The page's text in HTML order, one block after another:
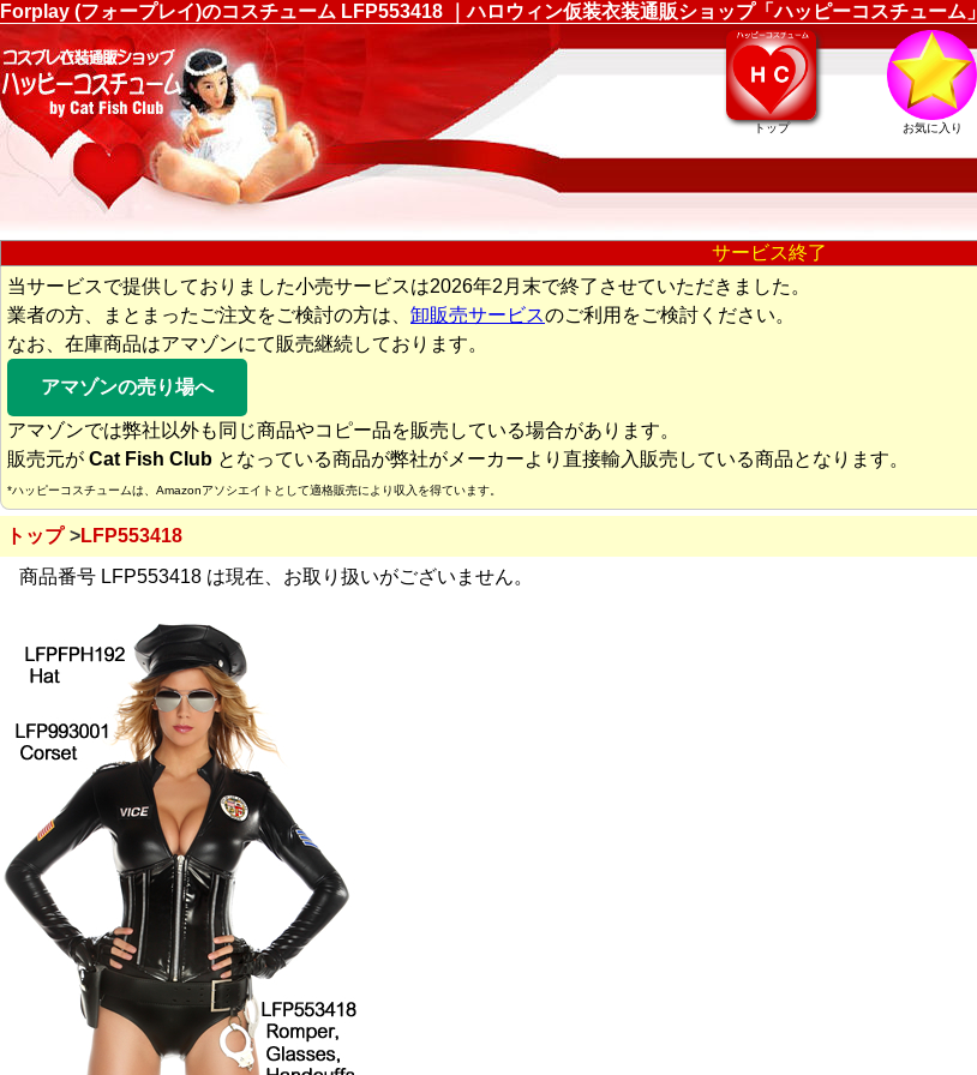
Forplay (フォープレイ)のコスチューム LFP553418 ｜ハロウィン仮装衣装通販ショップ「ハッピーコスチューム」
トップ お気に入り
サービス終了
当サービスで提供しておりました小売サービスは2026年2月末で終了させていただきました。
業者の方、まとまったご注文をご検討の方は、 卸販売サービスのご利用をご検討ください。
なお、在庫商品はアマゾンにて販売継続しております。
アマゾンの売り場へ
アマゾンでは弊社以外も同じ商品やコピー品を販売している場合があります。
販売元が Cat Fish Club となっている商品が弊社がメーカーより直接輸入販売している商品となります。
*ハッピーコスチュームは、Amazonアソシエイトとして適格販売により収入を得ています。
トップ
LFP553418
商品番号 LFP553418 は現在、お取り扱いがございません。